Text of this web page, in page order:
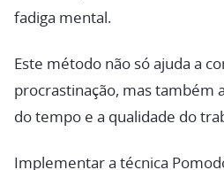
fadiga mental.
Este método não só ajuda a
procrastinação, mas também
do tempo e a qualidade do
Implementar a técnica